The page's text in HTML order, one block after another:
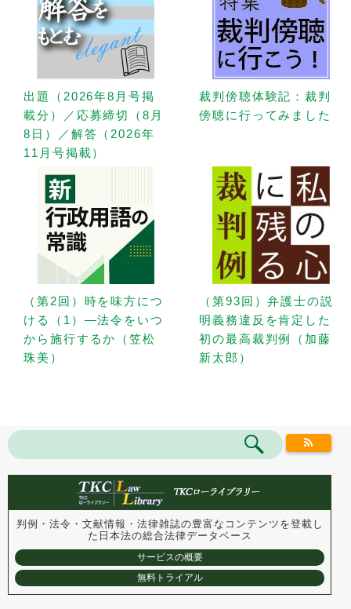
出題（2026年8月号掲
載分）／応募締切（8月
8日）／解答（2026年
11月号掲載）
裁判傍聴体験記：裁判
傍聴に行ってみました
（第2回）時を味方につ
ける（1）—法令をいつ
から施行するか（笠松
珠美）
（第93回）弁護士の説
明義務違反を肯定した
初の最高裁判例（加藤
新太郎）
判例・法令・文献情報・法律雑誌の豊富なコンテンツを登載し
た 日本法の総合法律データベース
サービスの概要
無料トライアル